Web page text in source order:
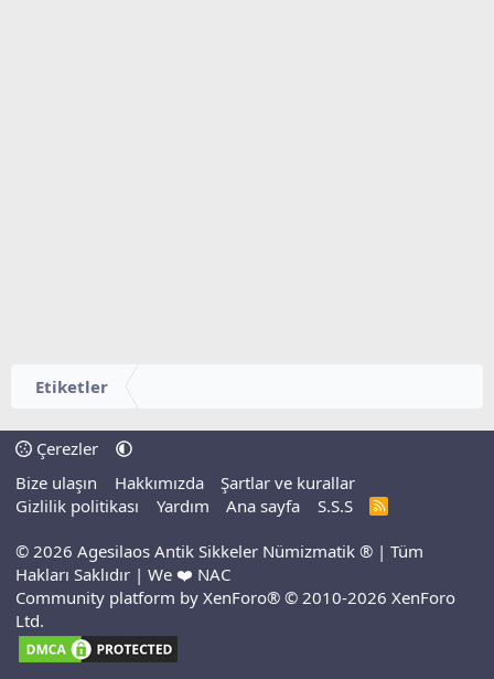
Etiketler
Çerezler
Bize ulaşın
Hakkımızda
Şartlar ve kurallar
Gizlilik politikası
Yardım Ana sayfa S.S.S
R
S
© 2026 Agesilaos Antik Sikkeler Nümizmatik ® | Tüm
Hakları Saklıdır | We ❤️ NAC
Community platform by XenForo® © 2010-2026 XenForo
Ltd.